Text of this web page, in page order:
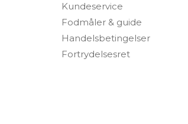
Kundeservice
Fodmåler & guide
Handelsbetingelser
Fortrydelsesret